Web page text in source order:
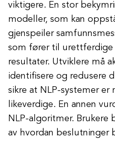
viktigere. En stor
modeller, som kan
gjenspeiler
som fører til urettferdige
resultater. Utviklere må
identifisere og redusere
sikre at NLP-systemer er
likeverdige. En annen
NLP-algoritmer. Brukere
av hvordan beslutninger